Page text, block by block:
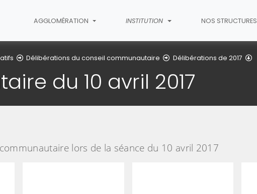
AGGLOMÉRATION INSTITUTION NOS STRUCTURES
Délibérations du conseil communautaire Délibérations de 2017
du 10 avril 2017
lors de la séance du 10 avril 2017